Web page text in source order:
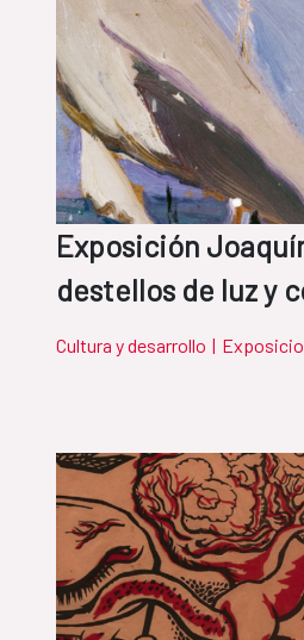
Exposición
destellos de luz y
Cultura y desarrollo |